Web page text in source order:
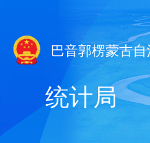
巴音郭楞蒙古
统计局